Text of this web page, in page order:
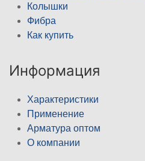
Колышки
Фибра
Как купить
Информация
Характеристики
Применение
Арматура оптом
О компании